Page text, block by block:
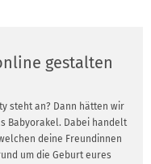
gestalten
steht an? Dann hätten wir
Babyorakel. Dabei handelt
deine Freundinnen
um die Geburt eures